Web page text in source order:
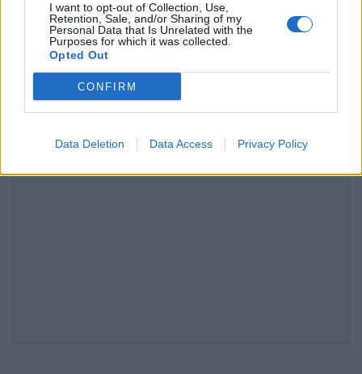
I want to opt-out of Collection, Use,
Retention, Sale, and/or Sharing of my
Personal Data that Is Unrelated with the
Purposes for which it was collected.
Opted Out
CONFIRM
Data Deletion Data Access Privacy Policy